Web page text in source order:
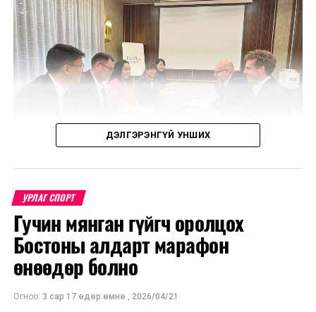
Уулзалтаар Польш болон Монголын өв соёл, ахуй
амьдрал, үндэстний онцлогийг харуулсан
бүтээлүүдийг солилцохоор боллоо.
бүтээсэн "Зөн дагасан монгол адуу" баримтат киног
ДЭЛГЭРЭНГҮЙ УНШИХ
УРЛАГ СПОРТ
Гучин мянган гүйгч оролцох
Бостоны алдарт марафон
өнөөдөр болно
Огноо: 3 сар 17 өдөр.өмнө , 2026/04/21